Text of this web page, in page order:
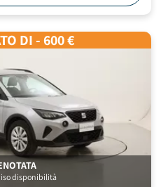
disponibilità
DI - 600 €